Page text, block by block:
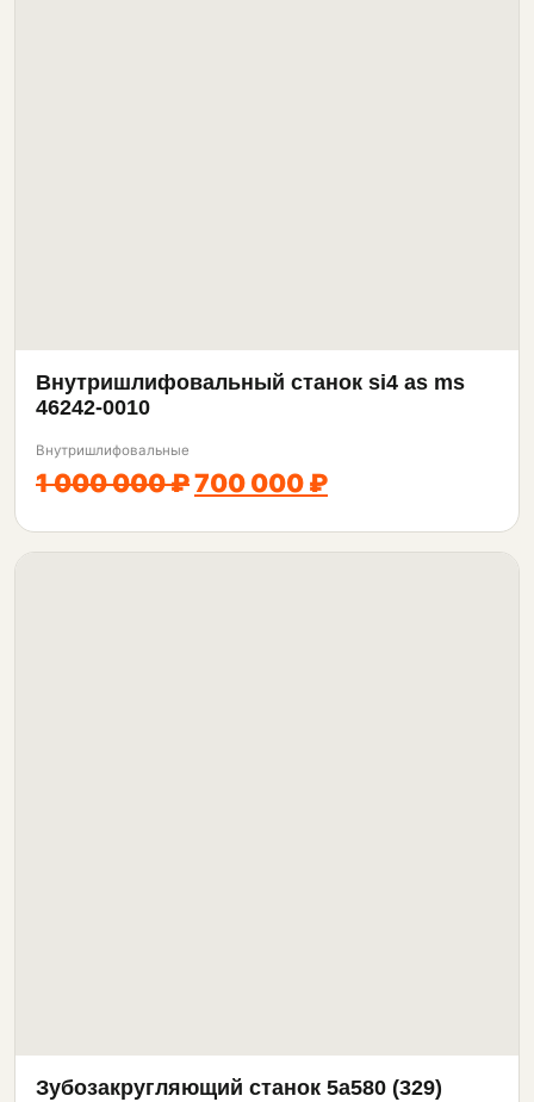
Внутришлифовальный станок si4 as ms
46242-0010
Внутришлифовальные
1 000 000 ₽700 000 ₽
Зубозакругляющий станок 5а580 (329)